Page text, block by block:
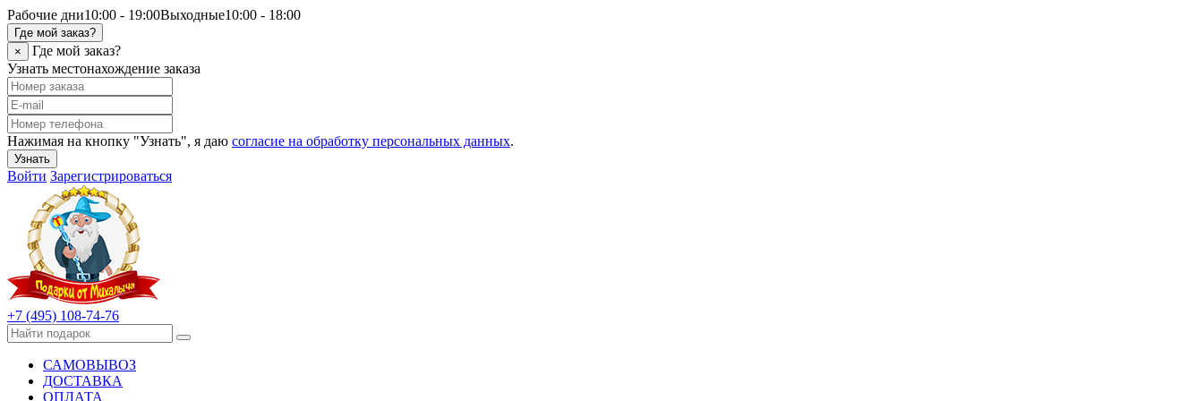
Рабочие дни10:00 - 19:00Выходные10:00 - 18:00
Где мой заказ?
×
Где мой заказ?
Узнать местонахождение заказа
Нажимая на кнопку "Узнать", я даю согласие на обработку персональных данных.
Узнать
Войти Зарегистрироваться
+7 (495) 108-74-76
САМОВЫВОЗ
ДОСТАВКА
ОПЛАТА